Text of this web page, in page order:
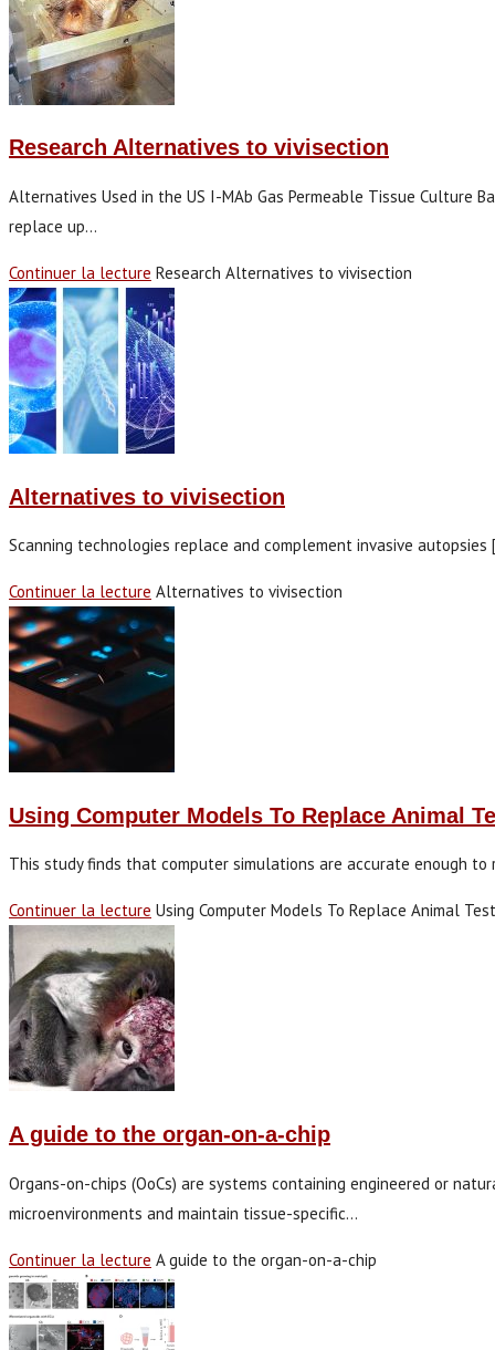
Research Alternatives to vivisection
Alternatives Used in the US I-MAb Gas Permeable Tissue Culture
replace up…
Continuer la lecture Research Alternatives to vivisection
Alternatives to vivisection
Scanning technologies replace and complement invasive autopsies
Continuer la lecture Alternatives to vivisection
Using Computer Models To Replace Animal
This study finds that computer simulations are accurate enough
Continuer la lecture Using Computer Models To Replace Animal
A guide to the organ-on-a-chip
Organs-on-chips (OoCs) are systems containing engineered or
microenvironments and maintain tissue-specific…
Continuer la lecture A guide to the organ-on-a-chip